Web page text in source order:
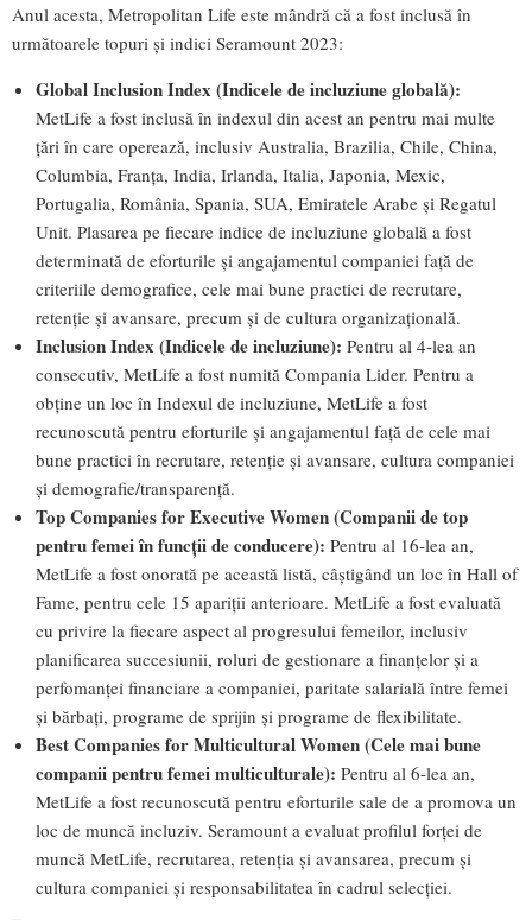
Anul acesta, Metropolitan Life este mândră că a fost inclusă în
următoarele topuri și indici Seramount 2023:
Global Inclusion Index (Indicele de incluziune globală):
MetLife a fost inclusă în indexul din acest an pentru mai multe
țări în care operează, inclusiv Australia, Brazilia, Chile, China,
Columbia, Franța, India, Irlanda, Italia, Japonia, Mexic,
Portugalia, România, Spania, SUA, Emiratele Arabe și Regatul
Unit. Plasarea pe fiecare indice de incluziune globală a fost
determinată de eforturile și angajamentul companiei față de
criteriile demografice, cele mai bune practici de recrutare,
retenție și avansare, precum și de cultura organizațională.
Inclusion Index (Indicele de incluziune): Pentru al 4-lea an
consecutiv, MetLife a fost numită Compania Lider. Pentru a
obține un loc în Indexul de incluziune, MetLife a fost
recunoscută pentru eforturile și angajamentul față de cele mai
bune practici în recrutare, retenție și avansare, cultura companiei
și demografie/transparență.
Top Companies for Executive Women (Companii de top
pentru femei în funcții de conducere): Pentru al 16-lea an,
MetLife a fost onorată pe această listă, câștigând un loc în Hall of
Fame, pentru cele 15 apariții anterioare. MetLife a fost evaluată
cu privire la fiecare aspect al progresului femeilor, inclusiv
planificarea succesiunii, roluri de gestionare a finanțelor și a
perfomanței financiare a companiei, paritate salarială între femei
și bărbați, programe de sprijin și programe de flexibilitate.
Best Companies for Multicultural Women (Cele mai bune
companii pentru femei multiculturale): Pentru al 6-lea an,
MetLife a fost recunoscută pentru eforturile sale de a promova un
loc de muncă incluziv. Seramount a evaluat profilul forței de
muncă MetLife, recrutarea, retenția și avansarea, precum și
cultura companiei și responsabilitatea în cadrul selecției.